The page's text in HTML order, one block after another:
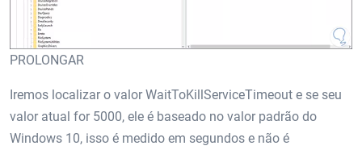
PROLONGAR
Iremos localizar o valor WaitToKillServiceTimeout e se seu
valor atual for 5000, ele é baseado no valor padrão do
Windows 10, isso é medido em segundos e não é